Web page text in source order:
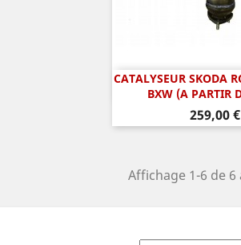
CATALYSEUR SKODA
BXW (A PARTIR
Prix
259,00 €
Aperçu
Affichage 1-6 de